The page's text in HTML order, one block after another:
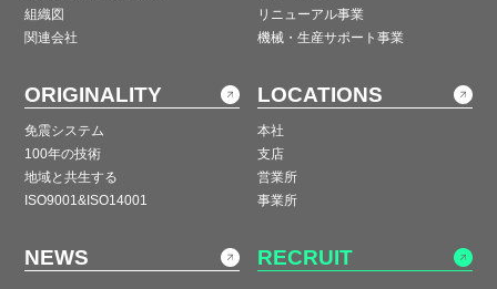
組織図
関連会社
リニューアル事業
機械・生産サポート事業
ORIGINALITY
免震システム
100年の技術
地域と共生する
ISO9001&ISO14001
LOCATIONS
本社
支店
営業所
事業所
NEWS RECRUIT